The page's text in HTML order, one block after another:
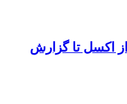
اکسل تا گزارش